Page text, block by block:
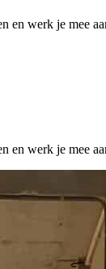
en werk je mee
en werk je mee